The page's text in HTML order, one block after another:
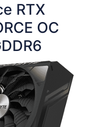
RTX
OC